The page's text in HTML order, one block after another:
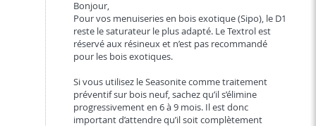
Bonjour,
Pour vos menuiseries en bois exotique (Sipo), le D1
reste le saturateur le plus adapté. Le Textrol est
réservé aux résineux et n’est pas recommandé
pour les bois exotiques.
Si vous utilisez le Seasonite comme traitement
préventif sur bois neuf, sachez qu’il s’élimine
progressivement en 6 à 9 mois. Il est donc
important d’attendre qu’il soit complètement